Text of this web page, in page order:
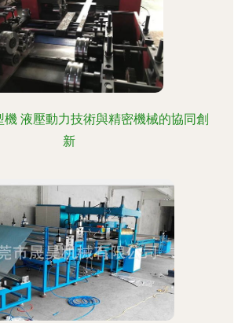
機 液壓動力技術與精密機械的協同創
新